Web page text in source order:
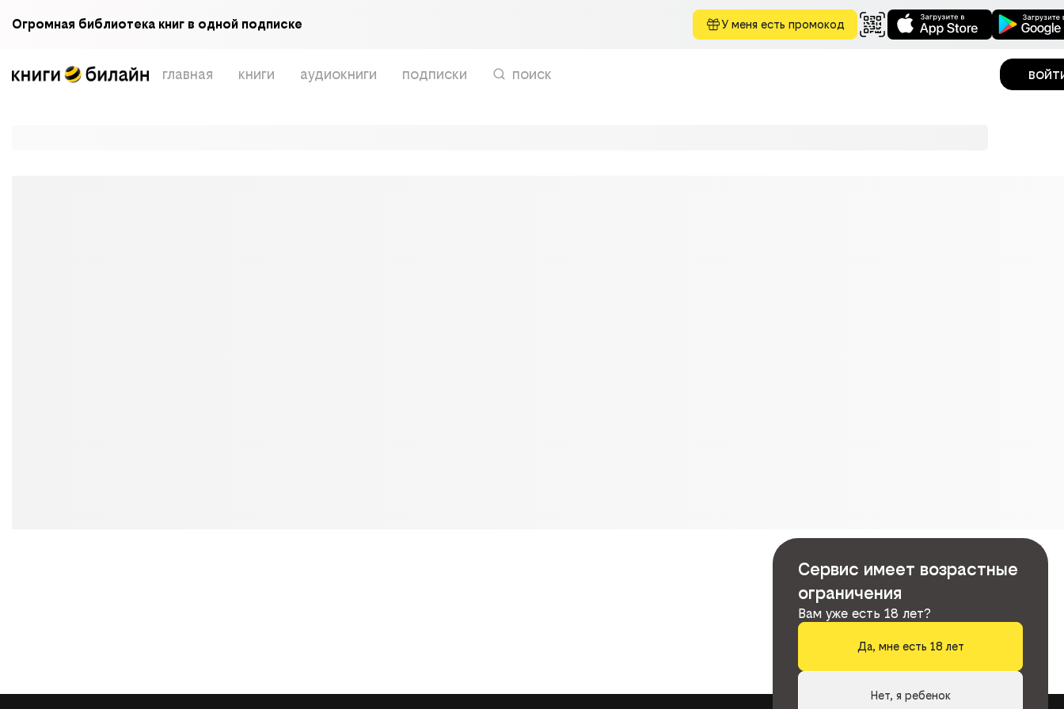
Огромная библиотека книг в одной подписке У меня есть промокод
главная книги аудиокниги подписки поиск
Сервис имеет возрастные
ограничения
Вам уже есть 18 лет?
Да, мне есть 18 лет
Нет, я ребенок